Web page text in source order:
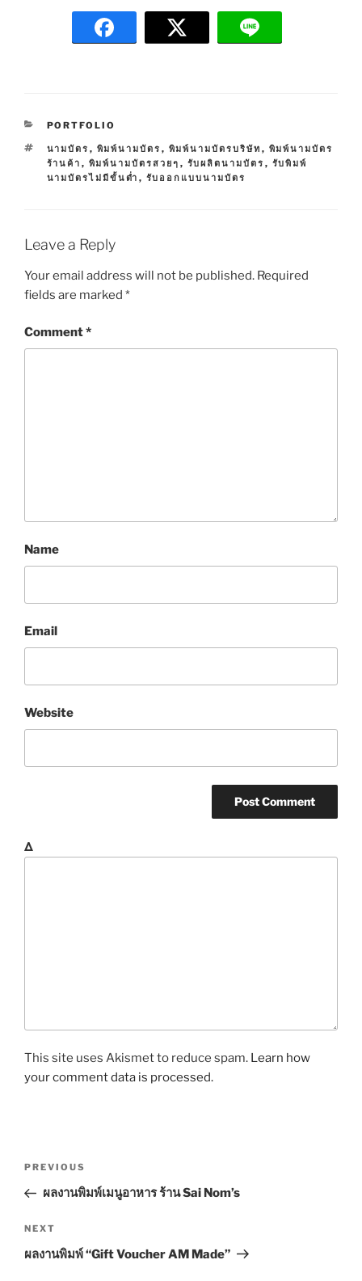
C
T
E
G
E
PORTFOLIO
T
A
G
นามบัตร , พิมพ์นามบัตร , พิมพ์นามบัตรบริษัท , พิมพ์นามบัตร
ร้านค้า , พิมพ์นามบัตรสวยๆ , รับผลิตนามบัตร , รับพิมพ์
นามบัตรไม่มีขั้นต่ำ , รับออกแบบนามบัตร
Leave a Reply
Your email address will not be published. Required
fields are marked *
Comment*
Name
Email
Website
Δ
This site uses Akismet to reduce spam. Learn how
your comment data is processed.
s
t
n
P
r
v
PREVIOUS
ผลงานพิมพ์เมนูอาหาร ร้าน Sai Nom’s
N
e
NEXT
ผลงานพิมพ์ “Gift Voucher AM Made”